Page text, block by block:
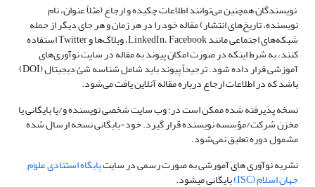
نویسندگان همچنین می‌توانند اطلاعات چکیده و ارجاع (مثلاً عنوان، نام
نویسنده، تاریخ‌های انتشار) مقاله خود را در هر زمان و هر جای دیگر از جمله
شبکه‌های اجتماعی مانند LinkedIn، Facebook، وبلاگ‌ها و Twitter استفاده
کنند، به شرط اینکه در صورت امکان پیوند به مقاله در سایت نوآوری‌های
آموزشی قرار داده شود. ترجیحاً پیوند باید شامل شناسه شئ دیجیتال (DOI)
باشد که در اطلاعات ارجاع درباره مقاله آنلاین یافت می‌شود.
نسخه پذیرفته شده ممکن است در: وب سایت شخصی نویسنده و/یا بایگانی یا
مخزن شرکت/مؤسسه نویسنده قرار گیرد. خود-بایگانی نسخه ارسال شده
مشمول دوره تعلیق نمی‌شود.
نشریه نوآوری های آمورشی به صورت رسمی در سایتپایگاه استنادی علوم
جهان اسلام (ISC) بایگانی میشود.